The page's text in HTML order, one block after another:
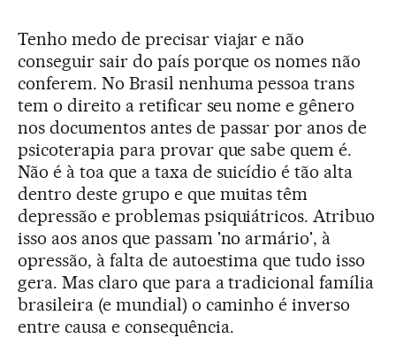
Tenho medo de precisar viajar e não
conseguir sair do país porque os nomes não
conferem. No Brasil nenhuma pessoa trans
tem o direito a retificar seu nome e gênero
nos documentos antes de passar por anos de
psicoterapia para provar que sabe quem é.
Não é à toa que a taxa de suicídio é tão alta
dentro deste grupo e que muitas têm
depressão e problemas psiquiátricos. Atribuo
isso aos anos que passam 'no armário', à
opressão, à falta de autoestima que tudo isso
gera. Mas claro que para a tradicional família
brasileira (e mundial) o caminho é inverso
entre causa e consequência.